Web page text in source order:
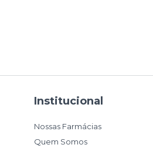
Institucional
Nossas Farmácias
Quem Somos